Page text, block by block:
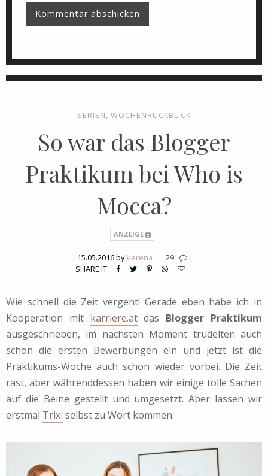
SERIEN, WOCHENRÜCKBLICK
So war das Blogger
Praktikum bei Who is
Mocca?
ANZEIGE
15.05.2016 byVerena ·
29
SHARE IT
Wie schnell die Zeit vergeht! Gerade eben habe ich in
Kooperation mit karriere.atdas Blogger Praktikum
ausgeschrieben, im nächsten Moment trudelten auch
schon die ersten Bewerbungen ein und jetzt ist die
Praktikums-Woche auch schon wieder vorbei. Die Zeit
rast, aber währenddessen haben wir einige tolle Sachen
auf die Beine gestellt und umgesetzt. Aber lassen wir
erstmal Trixi selbst zu Wort kommen: